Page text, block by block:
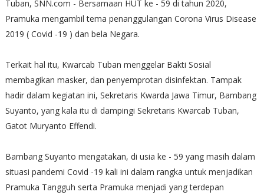
Tuban, SNN.com - Bersamaan HUT ke - 59 di tahun 2020,
Pramuka mengambil tema penanggulangan Corona Virus Disease
2019 ( Covid -19 ) dan bela Negara.
Terkait hal itu, Kwarcab Tuban menggelar Bakti Sosial
membagikan masker, dan penyemprotan disinfektan. Tampak
hadir dalam kegiatan ini, Sekretaris Kwarda Jawa Timur, Bambang
Suyanto, yang kala itu di dampingi Sekretaris Kwarcab Tuban,
Gatot Muryanto Effendi.
Bambang Suyanto mengatakan, di usia ke - 59 yang masih dalam
situasi pandemi Covid -19 kali ini dalam rangka untuk menjadikan
Pramuka Tangguh serta Pramuka menjadi yang terdepan